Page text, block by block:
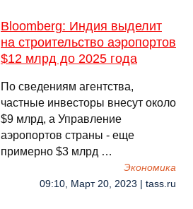
Bloomberg: Индия выделит
на строительство аэропортов
$12 млрд до 2025 года
По сведениям агентства,
частные инвесторы внесут около
$9 млрд, а Управление
аэропортов страны - еще
примерно $3 млрд …
Экономика
09:10, Март 20, 2023 | tass.ru